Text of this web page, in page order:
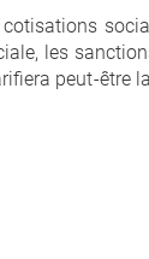
les
peut-